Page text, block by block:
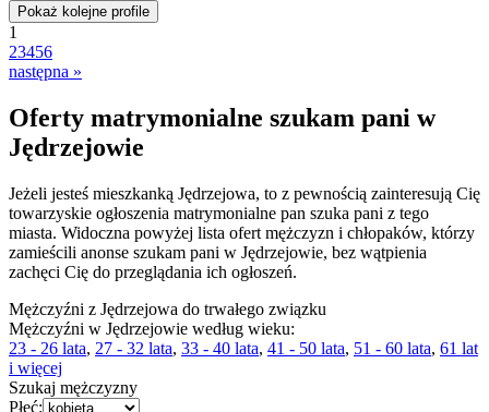
Pokaż kolejne profile
1
23456
następna »
Oferty matrymonialne szukam pani w
Jędrzejowie
Jeżeli jesteś mieszkanką Jędrzejowa, to z pewnością zainteresują Cię
towarzyskie ogłoszenia matrymonialne pan szuka pani z tego
miasta. Widoczna powyżej lista ofert mężczyzn i chłopaków, którzy
zamieścili anonse szukam pani w Jędrzejowie, bez wątpienia
zachęci Cię do przeglądania ich ogłoszeń.
Mężczyźni z Jędrzejowa do trwałego związku
Mężczyźni w Jędrzejowie według wieku:
23 - 26 lata, 27 - 32 lata, 33 - 40 lata, 41 - 50 lata, 51 - 60 lata, 61 lat
i więcej
Szukaj mężczyzny
Płeć: